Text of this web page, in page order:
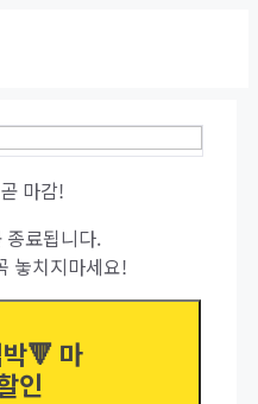
마감!
종료됩니다.
놓치지마세요!
🔻 마
인